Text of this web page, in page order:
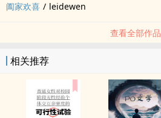
阖家欢喜 / leidewen
查看全部作品
相关推荐